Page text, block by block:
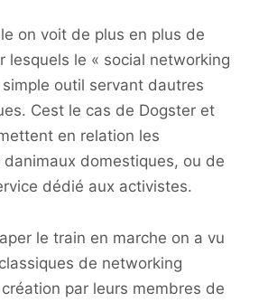
on voit de plus en plus de
lesquels le « social networking
outil servant dautres
Cest le cas de Dogster et
en relation les
danimaux domestiques, ou de
dédié aux activistes.
le train en marche on a vu
de networking
par leurs membres de